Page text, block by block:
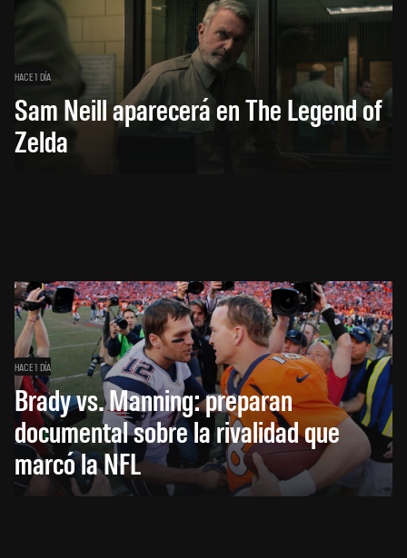
HACE 1 DÍA
Sam Neill aparecerá en The Legend of
Zelda
HACE 1 DÍA
Brady vs. Manning: preparan
documental sobre la rivalidad que
marcó la NFL